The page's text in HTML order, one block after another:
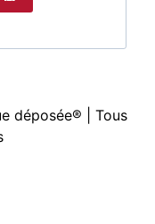
déposée® | Tous